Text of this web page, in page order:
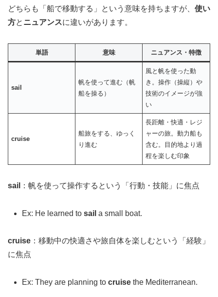
どちらも「船で移動する」という意味を持ちますが、 使い
方と ニュアンスに違いがあります。
単語 意味 ニュアンス・特徴
sail
帆を使って進む（帆
船を操る）
風と帆を使った動
き。操作（操縦）や
技術のイメージが強
い
cruise
船旅をする、ゆっく
り進む
長距離・快適・レジ
ャーの旅。動力船も
含む。目的地より過
程を楽しむ印象
sail ：帆を使って操作するという「行動・技能」に焦点
Ex: He learned tosail a small boat.
cruise ：移動中の快適さや旅自体を楽しむという「経験」
に焦点
Ex: They are planning tocruise the Mediterranean.